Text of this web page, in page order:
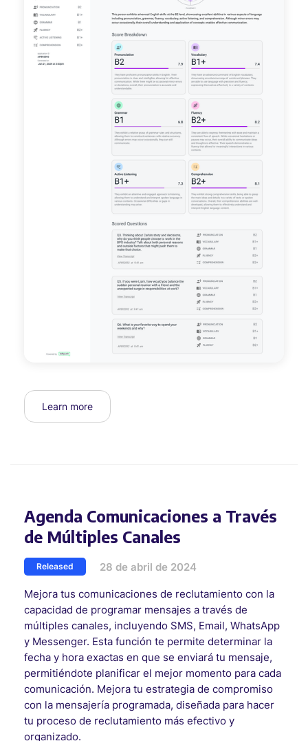
Learn more
Agenda Comunicaciones a Través
de Múltiples Canales
Released 28 de abril de 2024
Mejora tus comunicaciones de reclutamiento con la
capacidad de programar mensajes a través de
múltiples canales, incluyendo SMS, Email, WhatsApp
y Messenger. Esta función te permite determinar la
fecha y hora exactas en que se enviará tu mensaje,
permitiéndote planificar el mejor momento para cada
comunicación. Mejora tu estrategia de compromiso
con la mensajería programada, diseñada para hacer
tu proceso de reclutamiento más efectivo y
organizado.